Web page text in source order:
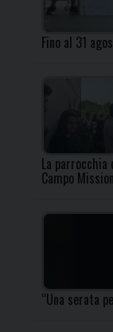
Fino al 31
La
Campo
“Una serata